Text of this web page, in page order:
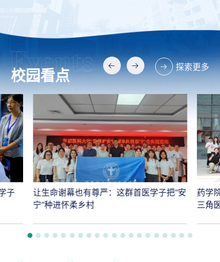
校园看点 探索更多
子
让生命谢幕也有尊严：这群首医学子把“安
宁”种进怀柔乡村
药学
三角